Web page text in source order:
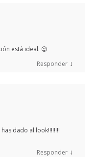
está ideal. 😉
Responder ↓
dado al look!!!!!!!!
Responder ↓